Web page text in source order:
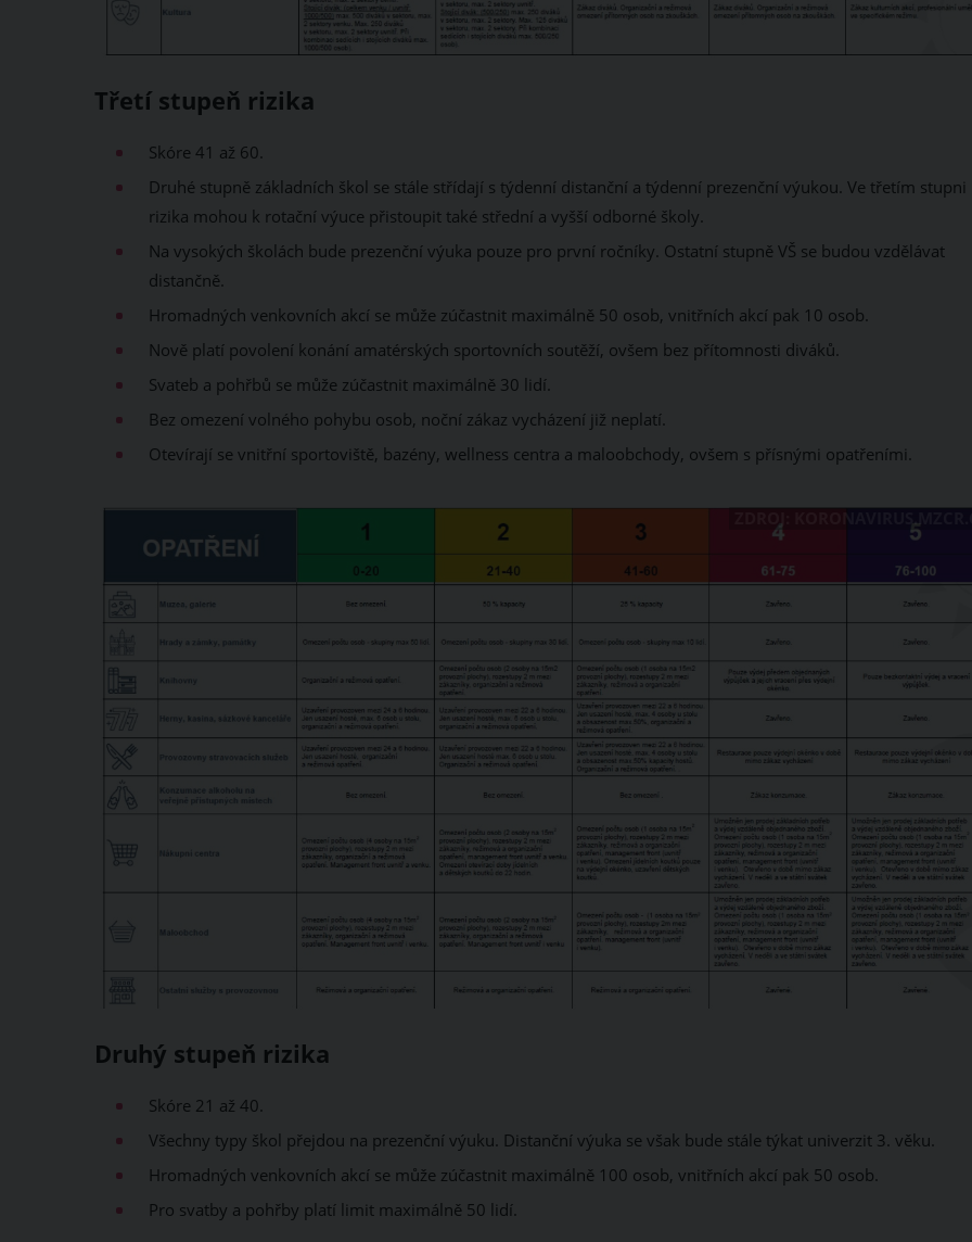
Třetí stupeň rizika
Skóre 41 až 60.
Druhé stupně základních škol se stále střídají s týdenní distanční a týdenní prezenční výukou. Ve třetím stupni
rizika mohou k rotační výuce přistoupit také střední a vyšší odborné školy.
Na vysokých školách bude prezenční výuka pouze pro první ročníky. Ostatní stupně VŠ se budou vzdělávat
distančně.
Hromadných venkovních akcí se může zúčastnit maximálně 50 osob, vnitřních akcí pak 10 osob.
Nově platí povolení konání amatérských sportovních soutěží, ovšem bez přítomnosti diváků.
Svateb a pohřbů se může zúčastnit maximálně 30 lidí.
Bez omezení volného pohybu osob, noční zákaz vycházení již neplatí.
Otevírají se vnitřní sportoviště, bazény, wellness centra a maloobchody, ovšem s přísnými opatřeními.
Druhý stupeň rizika
Skóre 21 až 40.
Všechny typy škol přejdou na prezenční výuku. Distanční výuka se však bude stále týkat univerzit 3. věku.
Hromadných venkovních akcí se může zúčastnit maximálně 100 osob, vnitřních akcí pak 50 osob.
Pro svatby a pohřby platí limit maximálně 50 lidí.